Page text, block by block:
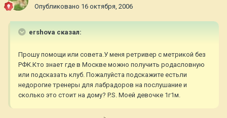
Опубликовано 16 октября, 2006
ershova сказал:
Прошу помощи или совета.У меня ретривер с метрикой без
РФК.Кто знает где в Москве можно получить родасловную
или подсказать клуб. Пожалуйста подскажите естьли
недорогие тренеры для лабрадоров на послушание и
сколько это стоит на дому? P.S. Моей девочке 1г1м.